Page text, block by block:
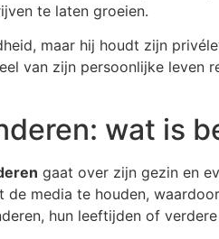
te laten groeien.
maar hij houdt zijn
van zijn persoonlijke leven
wat is
gaat over zijn gezin en
media te houden,
hun leeftijden of